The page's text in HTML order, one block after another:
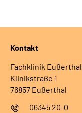
Kontakt
Fachklinik Eußerthal
Klinikstraße 1
76857 Eußerthal
06345 20-0